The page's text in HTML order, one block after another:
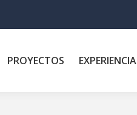
PROYECTOS EXPERIENCIA